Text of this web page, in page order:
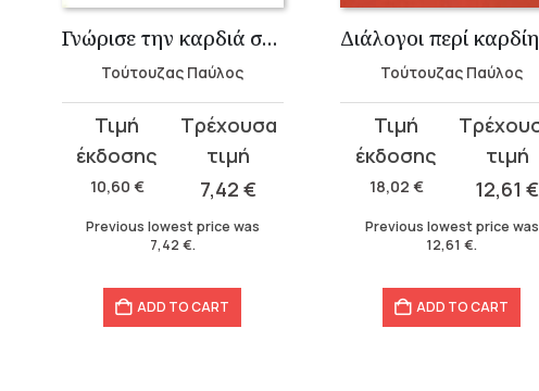
Γνώρισε την καρδιά σου
Τούτουζας Παύλος
10,60 €
Original
price
was:
10,60 €.
7,42€
Current
price
7,42 €.
Previous lowest price was
7,42 €.
ADD TO CART
Τούτουζας Παύλος
18,02 €
Original
price
was:
18,02 €.
12,61€
Current
price
12,61 €.
Previous lowest price was
12,61€.
ADD TO CART